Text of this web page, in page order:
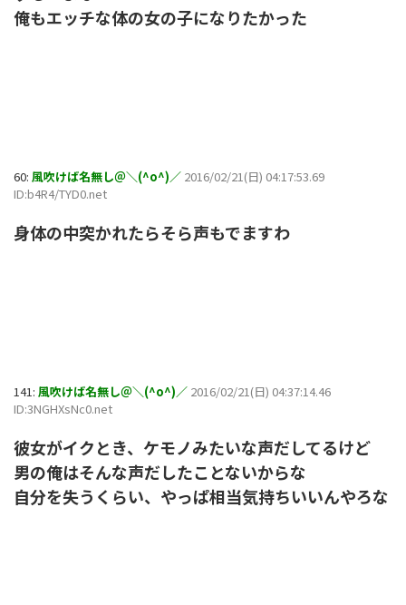
俺もエッチな体の女の子になりたかった
60: 風吹けば名無し＠＼(^o^)／ 2016/02/21(日) 04:17:53.69
ID:b4R4/TYD0.net
身体の中突かれたらそら声もでますわ
141: 風吹けば名無し＠＼(^o^)／ 2016/02/21(日) 04:37:14.46
ID:3NGHXsNc0.net
彼女がイクとき、ケモノみたいな声だしてるけど
男の俺はそんな声だしたことないからな
自分を失うくらい、やっぱ相当気持ちいいんやろな